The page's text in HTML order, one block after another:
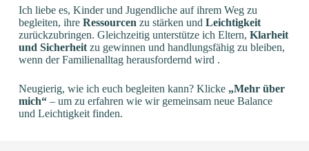
Ich liebe es, Kinder und Jugendliche auf ihrem Weg zu
begleiten, ihre Ressourcen zu stärken und Leichtigkeit
zurückzubringen. Gleichzeitig unterstütze ich Eltern, Klarheit
und Sicherheit zu gewinnen und handlungsfähig zu bleiben,
wenn der Familienalltag herausfordernd wird .
Neugierig, wie ich euch begleiten kann? Klicke „Mehr über
mich“– um zu erfahren wie wir gemeinsam neue Balance
und Leichtigkeit finden.